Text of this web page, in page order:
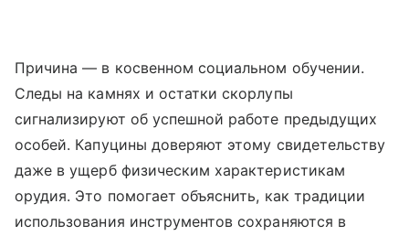
Причина — в косвенном социальном обучении.
Следы на камнях и остатки скорлупы
сигнализируют об успешной работе предыдущих
особей. Капуцины доверяют этому свидетельству
даже в ущерб физическим характеристикам
орудия. Это помогает объяснить, как традиции
использования инструментов сохраняются в